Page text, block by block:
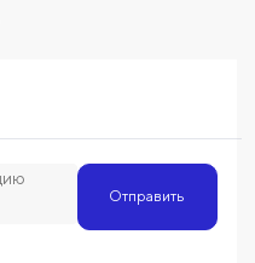
Отправить